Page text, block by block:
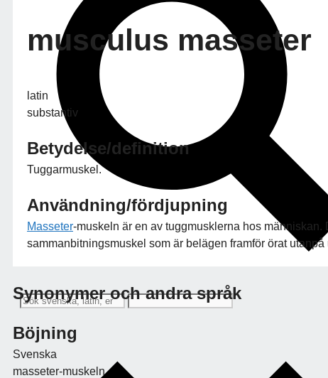
musculus masseter
latin
substantiv
Betydelse/definition
Tuggarmuskel.
Användning/fördjupning
Masseter-muskeln är en av tuggmusklerna hos människan.
sammanbitningsmuskel som är belägen framför örat utanpå
Synonymer och andra språk
Böjning
Svenska
masseter-muskeln